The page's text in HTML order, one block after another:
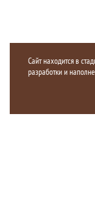
Сайт находится в
разработки и